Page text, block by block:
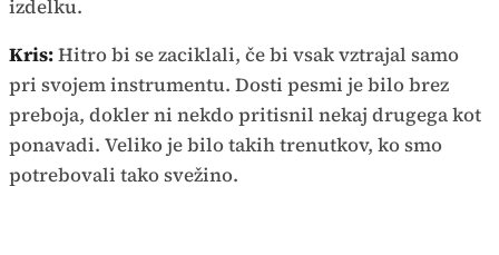
izdelku.
Kris:Hitro bi se zaciklali, če bi vsak vztrajal samo
pri svojem instrumentu. Dosti pesmi je bilo brez
preboja, dokler ni nekdo pritisnil nekaj drugega kot
ponavadi. Veliko je bilo takih trenutkov, ko smo
potrebovali tako svežino.